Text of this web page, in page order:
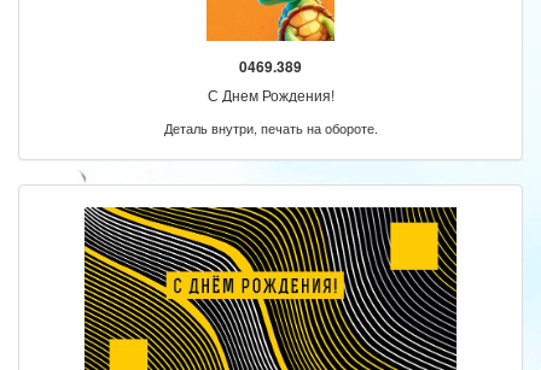
0469.389
С Днем Рождения!
Деталь внутри, печать на обороте.